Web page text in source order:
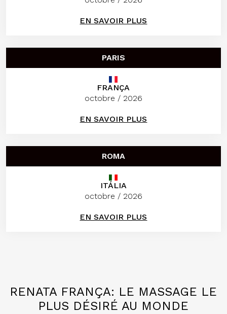
EN SAVOIR PLUS
PARIS
FRANÇA
octobre / 2026
EN SAVOIR PLUS
ROMA
ITÁLIA
octobre / 2026
EN SAVOIR PLUS
RENATA FRANÇA: LE MASSAGE LE
PLUS DÉSIRÉ AU MONDE